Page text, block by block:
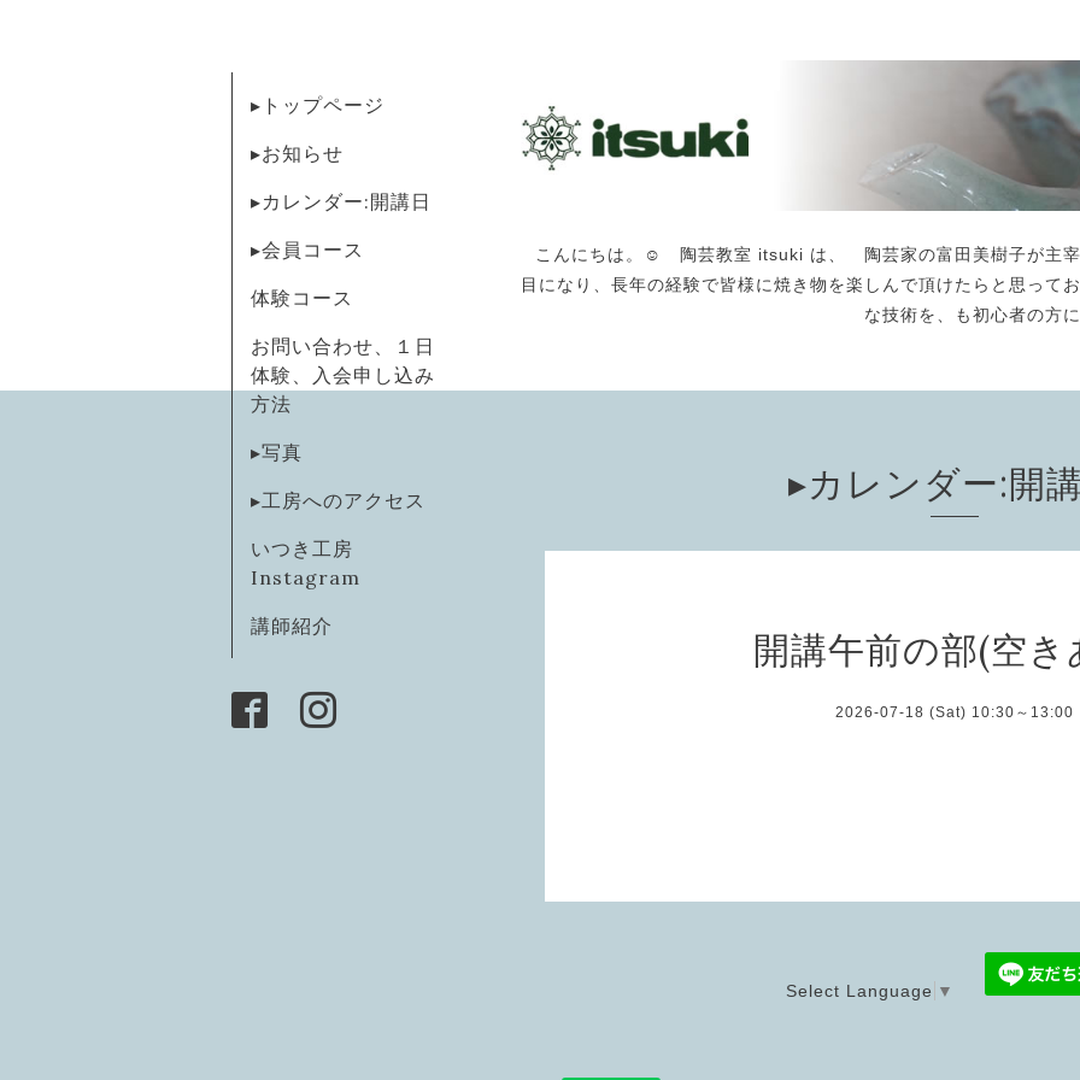
こんにちは。☺️ 陶芸教室 itsuki は、 陶芸家の富田美樹子が主
目になり、長年の経験で皆様に焼き物を楽しんで頂けたらと思っ
な技術を、も初心者の
▸トップページ
▸お知らせ
▸カレンダー:開講日
▸会員コース
体験コース
お問い合わせ、１日
体験、入会申し込み
方法
▸写真
▸工房へのアクセス
いつき工房
Instagram
講師紹介
▸カレンダー:開
開講午前の部(空き
2026-07-18 (Sat) 10:30～13:00
Select Language ▼